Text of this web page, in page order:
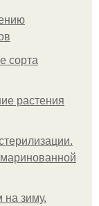
сорта
растения
на зиму.